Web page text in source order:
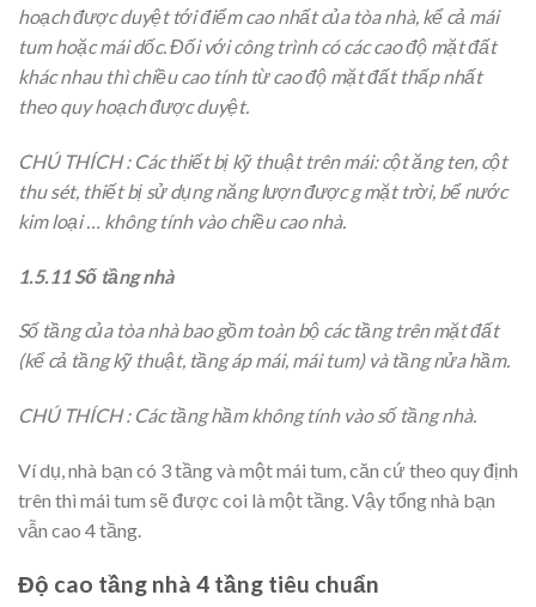
hoạch được duyệt tới điểm cao nhất của tòa nhà, kể cả mái
tum hoặc mái dốc. Đối với công trình có các cao độ mặt đất
khác nhau thì chiều cao tính từ cao độ mặt đất thấp nhất
theo quy hoạch được duyệt.
CHÚ THÍCH : Các thiết bị kỹ thuật trên mái: cột ăng ten, cột
thu sét, thiết bị sử dụng năng lượn được g mặt trời, bể nước
kim loại … không tính vào chiều cao nhà.
1.5.11 Số tầng nhà
Số tầng của tòa nhà bao gồm toàn bộ các tầng trên mặt đất
(kể cả tầng kỹ thuật, tầng áp mái, mái tum) và tầng nửa hầm.
CHÚ THÍCH : Các tầng hầm không tính vào số tầng nhà.
Ví dụ, nhà bạn có 3 tầng và một mái tum, căn cứ theo quy định
trên thì mái tum sẽ được coi là một tầng. Vậy tổng nhà bạn
vẫn cao 4 tầng.
Độ cao tầng nhà 4 tầng tiêu chuẩn